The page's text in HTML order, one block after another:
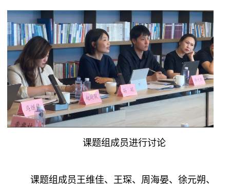
课题组成员进行讨论
课题组成员王维佳、王琛、周海晏、徐元朔、